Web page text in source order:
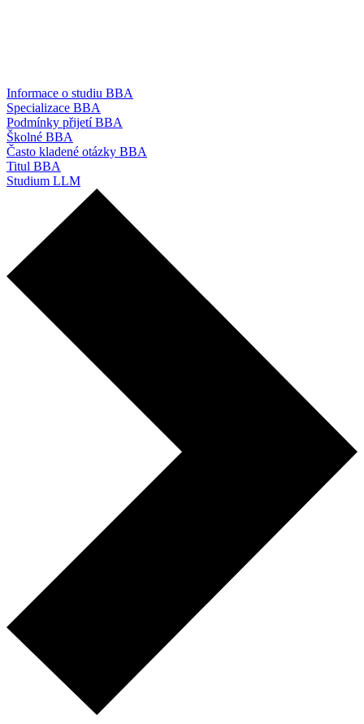
Informace o studiu BBA
Specializace BBA
Podmínky přijetí BBA
Školné BBA
Často kladené otázky BBA
Titul BBA
Studium LLM